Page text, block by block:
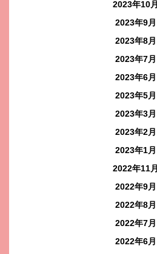
2023年10月
2023年9月
2023年8月
2023年7月
2023年6月
2023年5月
2023年3月
2023年2月
2023年1月
2022年11月
2022年9月
2022年8月
2022年7月
2022年6月